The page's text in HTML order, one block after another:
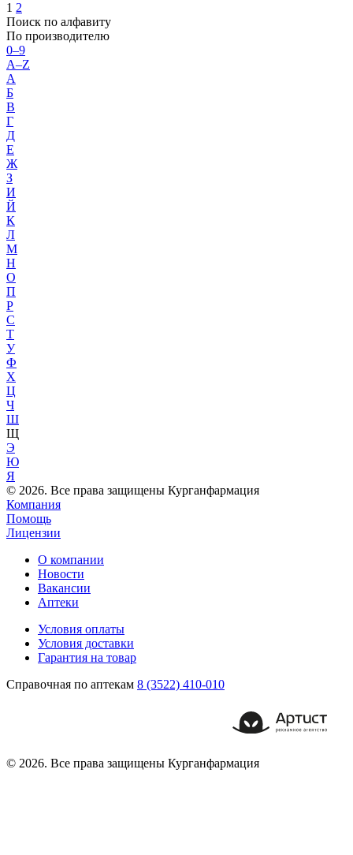
1 2
Поиск по алфавиту
По производителю
0–9
A–Z
А
Б
В
Г
Д
Е
Ж
З
И
Й
К
Л
М
Н
О
П
Р
С
Т
У
Ф
Х
Ц
Ч
Ш
Щ
Э
Ю
Я
© 2026. Все права защищены Курганфармация
Компания
Помощь
Лицензии
О компании
Новости
Вакансии
Аптеки
Условия оплаты
Условия доставки
Гарантия на товар
Справочная по аптекам 8 (3522) 410-010
© 2026. Все права защищены Курганфармация